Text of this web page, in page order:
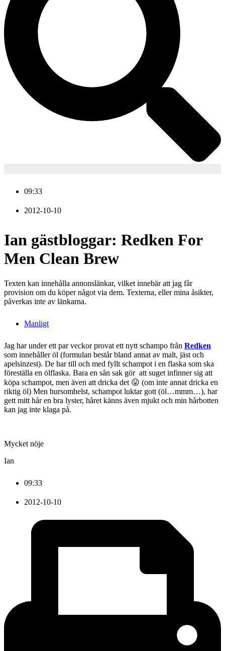
09:33
2012-10-10
Ian gästbloggar: Redken For
Men Clean Brew
Texten kan innehålla annonslänkar, vilket innebär att jag får
provision om du köper något via dem. Texterna, eller mina åsikter,
påverkas inte av länkarna.
Manligt
Jag har under ett par veckor provat ett nytt schampo från Redken
som innehåller öl (formulan består bland annat av malt, jäst och
apelsinzest). De har till och med fyllt schampot i en flaska som ska
föreställa en ölflaska. Bara en sån sak gör att suget infinner sig att
köpa schampot, men även att dricka det 😛 (om inte annat dricka en
riktig öl) Men hursomhelst, schampot luktar gott (öl…mmm…), har
gett mitt hår en bra lyster, håret känns även mjukt och min hårbotten
kan jag inte klaga på.
Mycket nöje
Ian
09:33
2012-10-10